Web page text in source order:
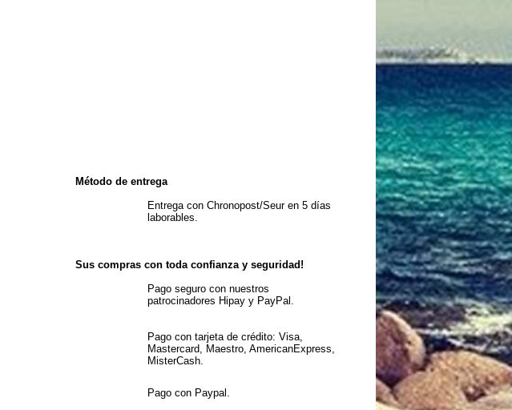
Método de entrega
Entrega con Chronopost/Seur en 5 días
laborables.
Sus compras con toda confianza y seguridad!
Pago seguro con nuestros
patrocinadores Hipay y PayPal.
Pago con tarjeta de crédito: Visa,
Mastercard, Maestro, AmericanExpress,
MisterCash.
Pago con Paypal.